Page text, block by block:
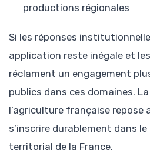
productions régionales
Si les réponses
application reste inégale et
réclament un engagement
publics dans ces domaines.
l’agriculture française repose
s’inscrire durablement dans
territorial de la France.